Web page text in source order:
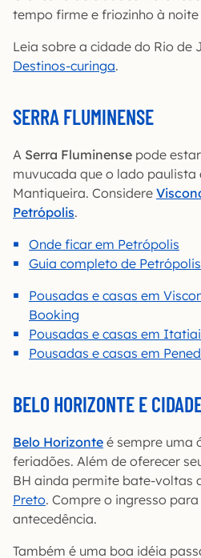
tempo firme e friozinho à
Leia sobre a cidade do Rio de
Destinos-curinga.
SERRA FLUMINENSE
A Serra Fluminense pode
muvucada que o lado paulista
Mantiqueira. Considere
Petrópolis.
Onde ficar em Petrópolis
Guia completo de Petrópolis
Pousadas e casas em
Booking
Pousadas e casas em
Pousadas e casas em
BELO HORIZONTE E
Belo Horizonte é sempre uma
feriadões. Além de oferecer
BH ainda permite bate-voltas
Preto. Compre o ingresso
antecedência.
Também é uma boa idéia